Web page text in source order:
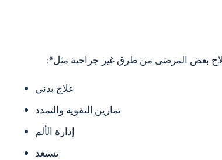
بعض المرضى من طرق غير جراحية مثل*:
علاج بدني
تمارين التقوية والتمدد
إدارة الألم
تستعد